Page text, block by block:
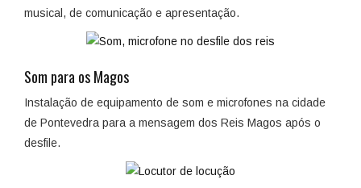
musical, de comunicação e apresentação.
Som para os Magos
Instalação de equipamento de som e microfones na cidade
de Pontevedra para a mensagem dos Reis Magos após o
desfile.